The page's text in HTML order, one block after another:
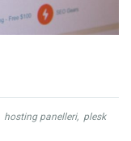
hosting panelleri, plesk